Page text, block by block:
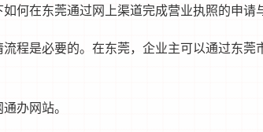
何在东莞通过网上渠道完成营业执照的申请
程是必要的。在东莞，企业主可以通过东莞
通办网站。